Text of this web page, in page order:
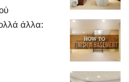
άλλα: